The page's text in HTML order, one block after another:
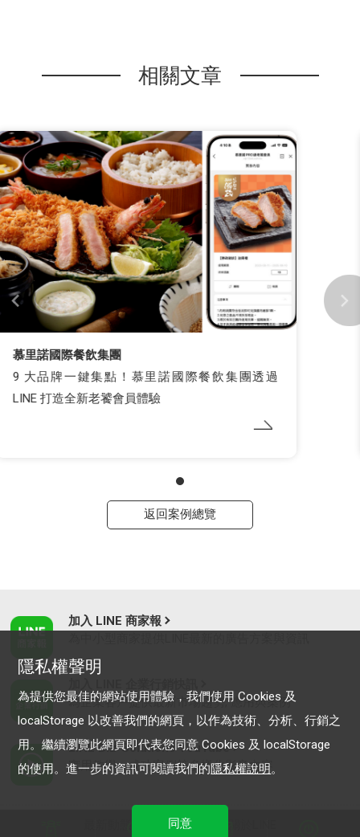
相關文章
慕里諾國際餐飲集團
9 大品牌一鍵集點！慕里諾國際餐飲集團透過
LINE 打造全新老饕會員體驗
返回案例總覽
加入 LINE 商家報
為企業客戶提供最新市場趨勢, 應用與案例
LINE Biz-Solutions YouTube
實用教學、成功案例等多樣化影音內容
服務條款
隱私權聲明
為提供您最佳的網站使用體驗，我們使用 Cookies 及
localStorage 以改善我們的網頁，以作為技術、分析、行銷之
用。繼續瀏覽此網頁即代表您同意 Cookies 及 localStorage
的使用。進一步的資訊可閱讀我們的隱私權說明。
同意